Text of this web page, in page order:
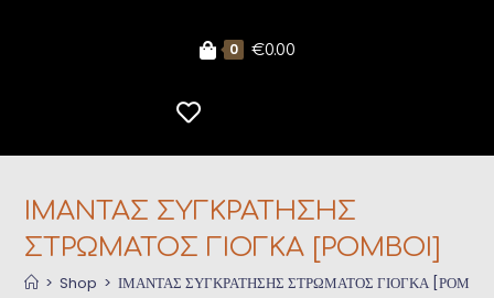
0 €0.00
ΙΜΑΝΤΑΣ ΣΥΓΚΡΑΤΗΣΗΣ
ΣΤΡΩΜΑΤΟΣ ΓΙΟΓΚΑ [ΡΟΜΒΟΙ]
> Shop > ΙΜΑΝΤΑΣ ΣΥΓΚΡΑΤΗΣΗΣ ΣΤΡΩΜΑΤΟΣ ΓΙΟΓΚΑ